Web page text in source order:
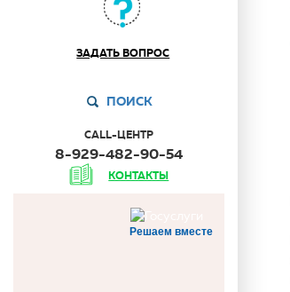
ЗАДАТЬ ВОПРОС
ПОИСК
CALL-ЦЕНТР
8-929-482-90-54
КОНТАКТЫ
Решаем вместе